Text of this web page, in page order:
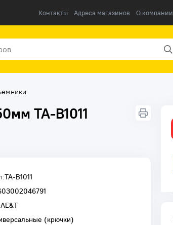
Контакты Адреса магазинов О компании
TA-B1011
TA-B1011
AE&T
(крючки)